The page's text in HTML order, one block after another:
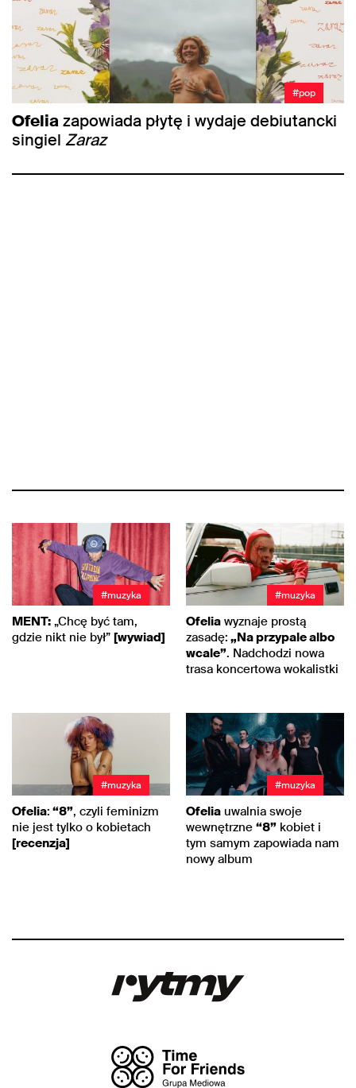
#pop
Ofeliazapowiada płytę i wydaje debiutancki
singiel Zaraz
#muzyka
MENT: „Chcę być tam,
gdzie nikt nie był” [wywiad]
#muzyka
Ofelia wyznaje prostą
zasadę: „Na przypale albo
wcale”. Nadchodzi nowa
trasa koncertowa wokalistki
#muzyka
Ofelia: “8”, czyli feminizm
nie jest tylko o kobietach
[recenzja]
#muzyka
Ofelia uwalnia swoje
wewnętrzne “8” kobiet i
tym samym zapowiada nam
nowy album